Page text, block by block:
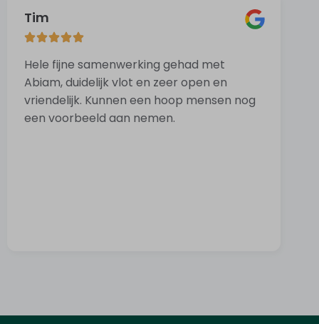
Tim
Hele fijne samenwerking gehad met
Abiam, duidelijk vlot en zeer open en
vriendelijk. Kunnen een hoop mensen nog
een voorbeeld aan nemen.